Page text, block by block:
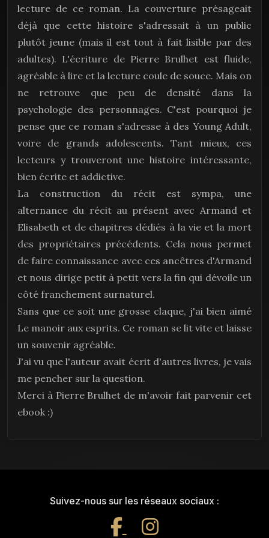
lecture de ce roman. La couverture présageait
déjà que cette histoire s'adressait à un public
plutôt jeune (mais il est tout à fait lisible par des
adultes). L'écriture de Pierre Brulhet est fluide,
agréable à lire et la lecture coule de souce. Mais on
ne retrouve que peu de densité dans la
psychologie des personnages. C'est pourquoi je
pense que ce roman s'adresse à des Young Adult,
voire de grands adolescents. Tant mieux, ces
lecteurs y trouveront une histoire intéressante,
bien écrite et addictive.
La construction du récit est sympa, une
alternance du récit au présent avec Armand et
Elisabeth et de chapitres dédiés à la vie et la mort
des propriétaires précédents. Cela nous permet
de faire connaissance avec ces ancêtres d'Armand
et nous dirige petit à petit vers la fin qui dévoile un
côté franchement surnaturel.
Sans que ce soit une grosse claque, j'ai bien aimé
Le manoir aux esprits. Ce roman se lit vite et laisse
un souvenir agréable.
J'ai vu que l'auteur avait écrit d'autres livres, je vais
me pencher sur la question.
Merci à Pierre Brulhet de m'avoir fait parvenir cet
ebook :)
Suivez-nous sur les réseaux sociaux :